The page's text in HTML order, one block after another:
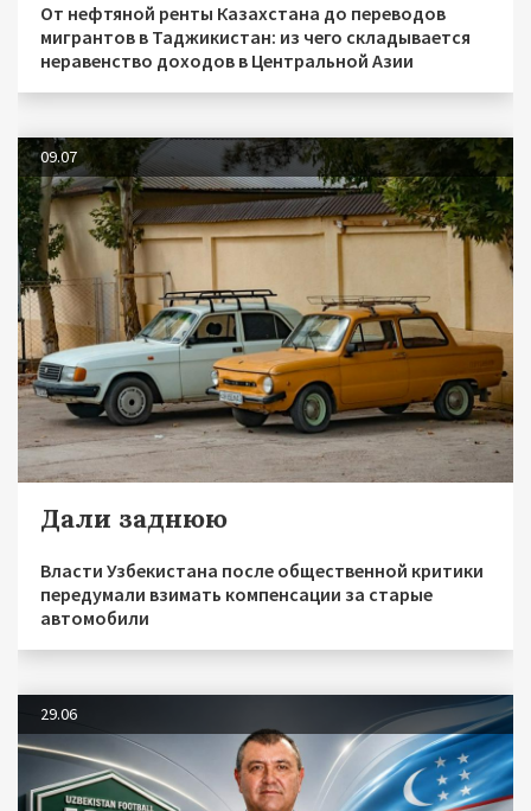
От нефтяной ренты Казахстана до переводов
мигрантов в Таджикистан: из чего складывается
неравенство доходов в Центральной Азии
09.07
Дали заднюю
Власти Узбекистана после общественной критики
передумали взимать компенсации за старые
автомобили
29.06